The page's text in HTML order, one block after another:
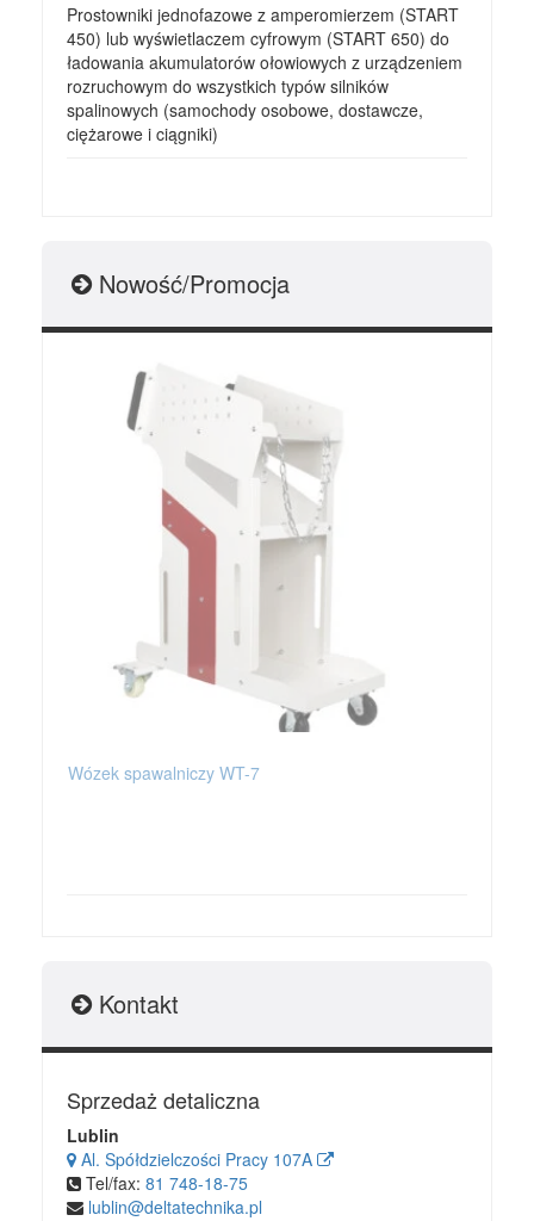
Prostowniki jednofazowe z amperomierzem (START
450) lub wyświetlaczem cyfrowym (START 650) do
ładowania akumulatorów ołowiowych z urządzeniem
rozruchowym do wszystkich typów silników
spalinowych (samochody osobowe, dostawcze,
ciężarowe i ciągniki)
Nowość/Promocja
Wózek spawalniczy WT-7
Kontakt
Sprzedaż detaliczna
Lublin
Al. Spółdzielczości Pracy 107A
Tel/fax: 81 748-18-75
lublin@deltatechnika.pl